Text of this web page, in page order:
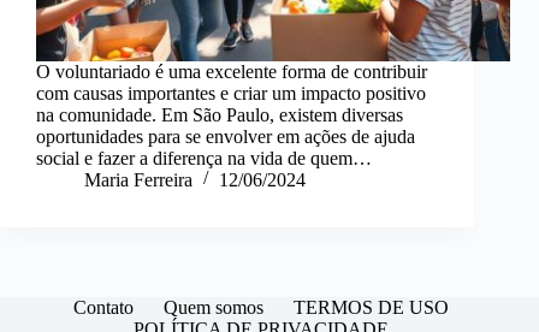
O voluntariado é uma excelente forma de contribuir
com causas importantes e criar um impacto positivo
na comunidade. Em São Paulo, existem diversas
oportunidades para se envolver em ações de ajuda
social e fazer a diferença na vida de quem…
Maria Ferreira
12/06/2024
Contato Quem somos
TERMOS DE USO